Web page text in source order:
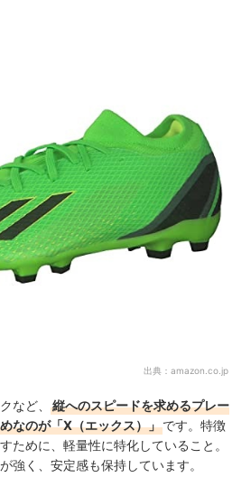
出典： amazon.co.jp
など、
縦へのスピードを求めるプレー
なのが「X（エックス）」です。特徴
ために、軽量性に特化していること。
強く、安定感も保持しています。